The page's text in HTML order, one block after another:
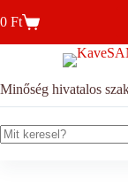
to
Kosár
0 Ft
Minőség hivatalos